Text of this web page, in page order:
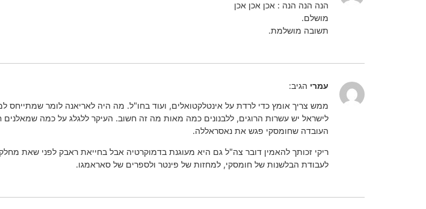
הנה הנה הנה : אכן אכן אכן
מושלם.
תשובה מושלמת.
עמרי הגיב:
ממש צריך אומץ כדי לרדת על אינטלקטואלים, ועוד בחו"ל. מה היה לאריאנה לומר
לישראל יש עשרות הרוגים, ללבנונים כמה מאות מה זה חשוב. העיקר ללגלג על כמה
העובדה שחומסקי פגש את נאסראללה.
ריקי זכותך להאמין דובר צה"ל גם היא מעוגנת בדמוקרטיה אבל בחייאת ראבק לפני שאת
לעבודת הבלשנות של חומסקי, למחזות של פינטר ולספרים של סאראמגו.